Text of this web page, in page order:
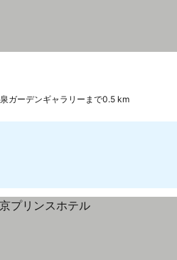
泉ガーデンギャラリーまで0.5 km